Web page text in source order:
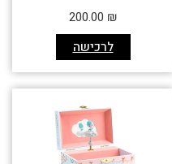
לרכישה
200.00 ₪